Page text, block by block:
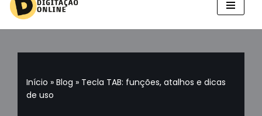
Pular
para
conteúdo
Início » Blog » Tecla TAB: funções, atalhos e dicas
de uso